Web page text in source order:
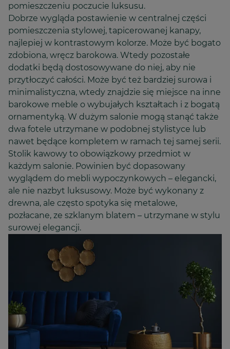
pomieszczeniu poczucie luksusu.
Dobrze wygląda postawienie w centralnej części
pomieszczenia stylowej, tapicerowanej kanapy,
najlepiej w kontrastowym kolorze. Może być bogato
zdobiona, wręcz barokowa. Wtedy pozostałe
dodatki będą dostosowywane do niej, aby nie
przytłoczyć całości. Może być też bardziej surowa i
minimalistyczna, wtedy znajdzie się miejsce na inne
barokowe meble o wybujałych kształtach i z bogatą
ornamentyką. W dużym salonie mogą stanąć także
dwa fotele utrzymane w podobnej stylistyce lub
nawet będące kompletem w ramach tej samej serii.
Stolik kawowy to obowiązkowy przedmiot w
każdym salonie. Powinien być dopasowany
wyglądem do mebli wypoczynkowych – elegancki,
ale nie nazbyt luksusowy. Może być wykonany z
drewna, ale często spotyka się metalowe,
pozłacane, ze szklanym blatem – utrzymane w stylu
surowej elegancji.